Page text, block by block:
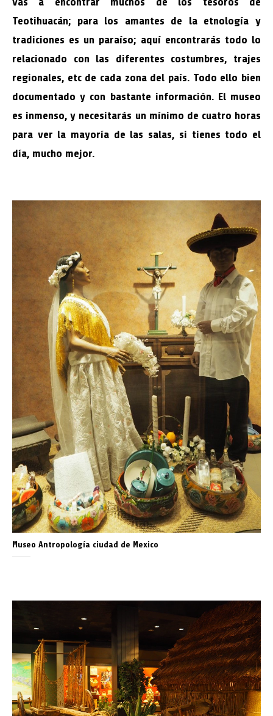
Teotihuacán; para los amantes de la etnología y
tradiciones es un paraíso; aquí encontrarás todo lo
relacionado con las diferentes costumbres, trajes
regionales, etc de cada zona del país. Todo ello bien
documentado y con bastante información. El museo
es inmenso, y necesitarás un mínimo de cuatro horas
para ver la mayoría de las salas, si tienes todo el
día, mucho mejor.
Museo Antropología ciudad de Mexico